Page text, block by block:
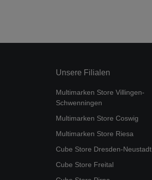
Unsere Filialen
Multimarken Store Villingen-
Schwenningen
Multimarken Store Coswig
Multimarken Store Riesa
Cube Store Dresden-Neustadt
Cube Store Freital